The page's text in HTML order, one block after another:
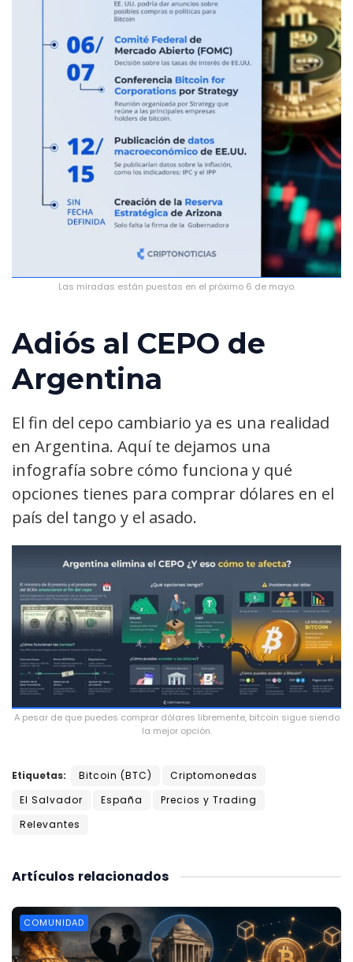
Las miradas están puestas en el próximo 6 de mayo.
Adiós al CEPO de
Argentina
El fin del cepo cambiario ya es una realidad
en Argentina. Aquí te dejamos una
infografía sobre cómo funciona y qué
opciones tienes para comprar dólares en el
país del tango y el asado.
A pesar de que puedes comprar dólares libremente, bitcoin sigue siendo
la mejor opción.
Etiquetas: Bitcoin (BTC)
Criptomonedas
El Salvador
España
Precios y Trading
Relevantes
relacionados
Artículos
COMUNIDAD